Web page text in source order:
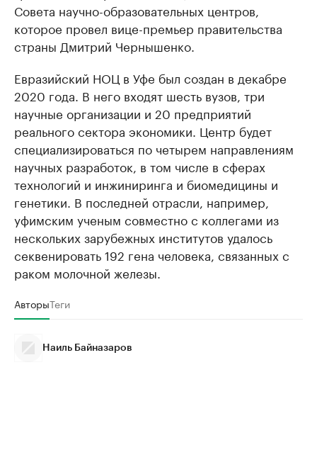
Совета научно-образовательных центров,
которое провел вице-премьер правительства
страны Дмитрий Чернышенко.
Евразийский НОЦ в Уфе был создан в декабре
2020 года. В него входят шесть вузов, три
научные организации и 20 предприятий
реального сектора экономики. Центр будет
специализироваться по четырем направлениям
научных разработок, в том числе в сферах
технологий и инжиниринга и биомедицины и
генетики. В последней отрасли, например,
уфимским ученым совместно с коллегами из
нескольких зарубежных институтов удалось
секвенировать 192 гена человека, связанных с
раком молочной железы.
АвторыТеги
Наиль Байназаров